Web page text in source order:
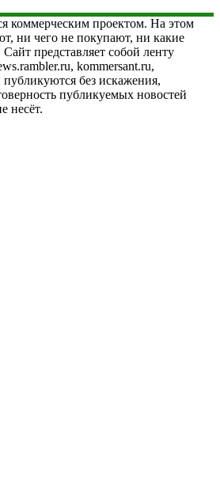
коммерческим проектом. На этом
ни чего не покупают, ни какие
представляет собой ленту
kommersant.ru,
без искажения,
публикуемых новостей
несёт.